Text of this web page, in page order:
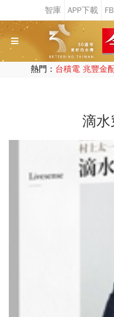
熱門： 台積電 兆豐金
滴水